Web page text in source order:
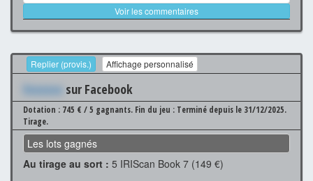
Voir les commentaires
Replier (provis.) Affichage personnalisé
Xxxxxxx sur Facebook
Dotation : 745 € / 5 gagnants. Fin du jeu : Terminé depuis le 31/12/2025.
Tirage.
Les lots gagnés
Au tirage au sort : 5 IRIScan Book 7 (149 €)